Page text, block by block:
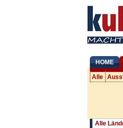
HOME
Alle
Alle